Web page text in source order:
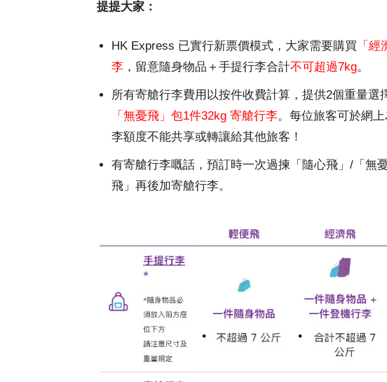
提提大家：
HK Express 已實行新票價模式，大家需要購買 「
李 ，留意隨身物品＋手提行李合計不可超過7kg。
所有寄艙行李費用以按件收費計算，提供2個重量選
「無憂飛」包1件32kg 寄艙行李。每位旅客可於網
李額度不能共享或轉讓給其他旅客！
有寄艙行李嘅話，預訂時一次過揀「隨心飛」/「無
飛」再後加寄艙行李。